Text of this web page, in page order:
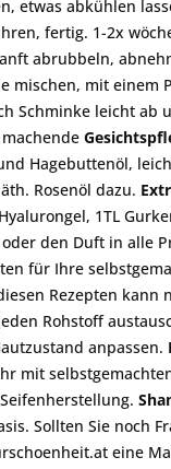
etwas abkühlen
fertig. 1-2x
abrubbeln,
mischen, mit einem
Schminke leicht ab
Hagebuttenöl,
Rosenöl dazu.
1TL
den Duft in alle
für Ihre
Rezepten kann
Rohstoff
anpassen.
mit
Sollten Sie noch
eine